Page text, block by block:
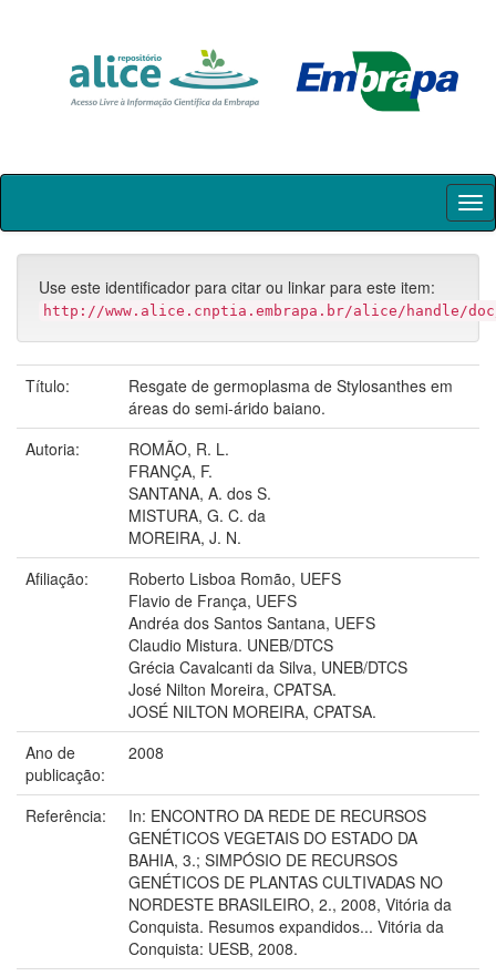
Skip
Use este identificador para citar ou linkar para este item:
http://www.alice.cnptia.embrapa.br/alice/handle/
Título:
Resgate de germoplasma de Stylosanthes em
áreas do semi-árido baiano.
Autoria:
ROMÃO, R. L.
FRANÇA, F.
SANTANA, A. dos S.
MISTURA, G. C. da
MOREIRA, J. N.
Afiliação:
Roberto Lisboa Romão, UEFS
Flavio de França, UEFS
Andréa dos Santos Santana, UEFS
Claudio Mistura. UNEB/DTCS
Grécia Cavalcanti da Silva, UNEB/DTCS
José Nilton Moreira, CPATSA.
JOSÉ NILTON MOREIRA, CPATSA.
Ano de
publicação:
2008
Referência:
In: ENCONTRO DA REDE DE RECURSOS
GENÉTICOS VEGETAIS DO ESTADO DA
BAHIA, 3.; SIMPÓSIO DE RECURSOS
GENÉTICOS DE PLANTAS CULTIVADAS NO
NORDESTE BRASILEIRO, 2., 2008, Vitória da
Conquista. Resumos expandidos... Vitória da
Conquista: UESB, 2008.